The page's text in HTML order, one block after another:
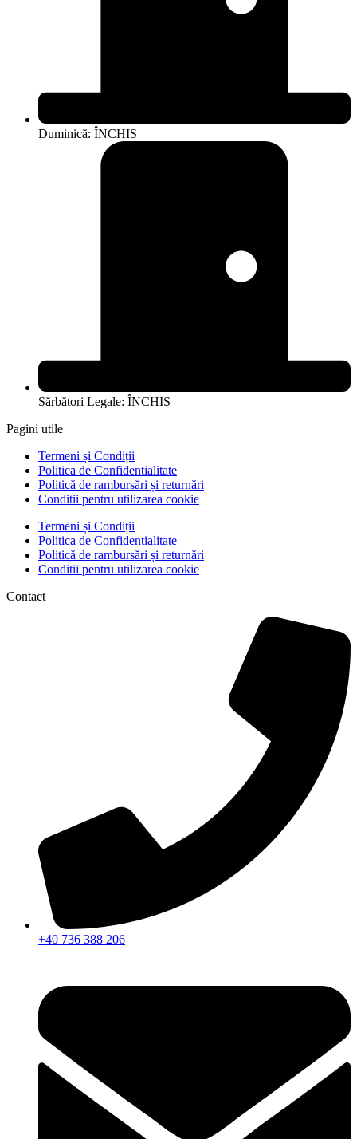
Duminică: ÎNCHIS
Sărbători Legale: ÎNCHIS
Pagini utile
Termeni și Condiții
Politica de Confidentialitate
Politică de rambursări și returnări
Conditii pentru utilizarea cookie
Termeni și Condiții
Politica de Confidentialitate
Politică de rambursări și returnări
Conditii pentru utilizarea cookie
Contact
+40 736 388 206